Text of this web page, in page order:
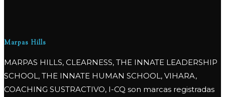
Marpas Hills
MARPAS HILLS, CLEARNESS, THE INNATE LEADERSHIP
SCHOOL, THE INNATE HUMAN SCHOOL, VIHARA,
COACHING SUSTRACTIVO, I-CQ son marcas registradas